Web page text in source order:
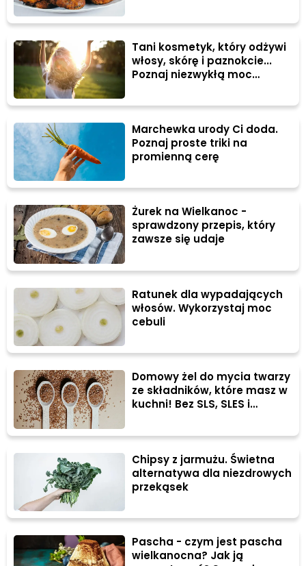
Tani kosmetyk, który odżywi
włosy, skórę i paznokcie...
Poznaj niezwykłą moc
Marchewka urody Ci doda.
Poznaj proste triki na
promienną cerę
Żurek na Wielkanoc -
sprawdzony przepis, który
zawsze się udaje
Ratunek dla wypadających
włosów. Wykorzystaj moc
cebuli
Domowy żel do mycia twarzy
ze składników, które masz w
kuchni! Bez SLS, SLES i
Chipsy z jarmużu. Świetna
alternatywa dla niezdrowych
przekąsek
Pascha - czym jest pascha
wielkanocna? Jak ją